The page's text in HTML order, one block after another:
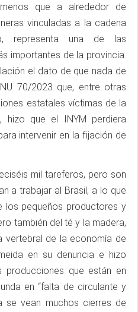
que a alrededor de
vinculadas a la cadena
representa una de las
importantes de la provincia.
el dato de que nada de
70/2023 que, entre otras
estatales víctimas de la
hizo que el INYM perdiera
intervenir en la fijación de
mil tareferos, pero son
a trabajar al Brasil, a lo que
los pequeños productores y
también del té y la madera,
vertebral de la economía de
en su denuncia e hizo
producciones que están en
en “falta de circulante y
se vean muchos cierres de